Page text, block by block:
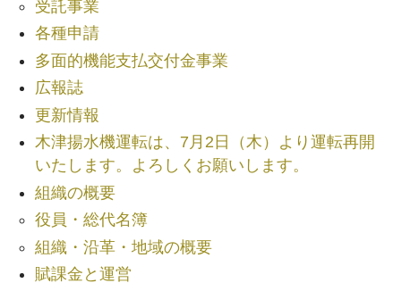
受託事業
各種申請
多面的機能支払交付金事業
広報誌
更新情報
木津揚水機運転は、7月2日（木）より運転再開
いたします。よろしくお願いします。
組織の概要
役員・総代名簿
組織・沿革・地域の概要
賦課金と運営